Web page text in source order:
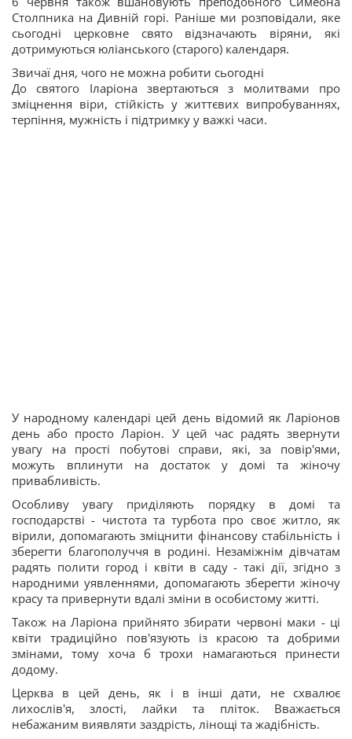
Столпника на Дивній горі. Раніше ми розповідали, яке
сьогодні церковне свято відзначають віряни, які
дотримуються юліанського (старого) календаря.
Звичаї дня, чого не можна робити сьогодні
До святого Іларіона звертаються з молитвами про
зміцнення віри, стійкість у життєвих випробуваннях,
терпіння, мужність і підтримку у важкі часи.
У народному календарі цей день відомий як Ларіонов
день або просто Ларіон. У цей час радять звернути
увагу на прості побутові справи, які, за повір'ями,
можуть вплинути на достаток у домі та жіночу
привабливість.
Особливу увагу приділяють порядку в домі та
господарстві - чистота та турбота про своє житло, як
вірили, допомагають зміцнити фінансову стабільність і
зберегти благополуччя в родині. Незаміжнім дівчатам
радять полити город і квіти в саду - такі дії, згідно з
народними уявленнями, допомагають зберегти жіночу
красу та привернути вдалі зміни в особистому житті.
Також на Ларіона прийнято збирати червоні маки - ці
квіти традиційно пов'язують із красою та добрими
змінами, тому хоча б трохи намагаються принести
додому.
Церква в цей день, як і в інші дати, не схвалює
лихослів'я, злості, лайки та пліток. Вважається
небажаним виявляти заздрість, лінощі та жадібність.